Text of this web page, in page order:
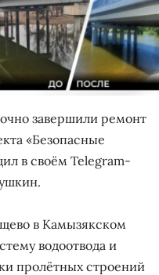
завершили ремонт
«Безопасные
в своём Telegram-
в Камызякском
водоотвода и
пролётных строений